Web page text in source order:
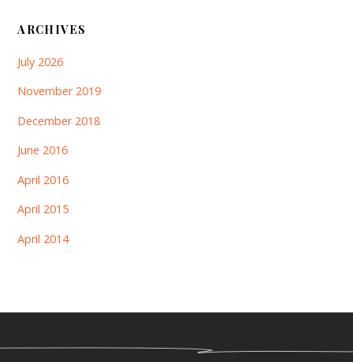
ARCHIVES
July 2026
November 2019
December 2018
June 2016
April 2016
April 2015
April 2014